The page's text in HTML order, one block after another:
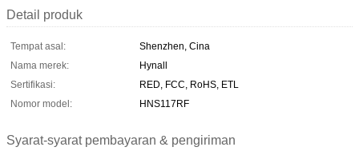
Detail produk
Tempat asal:
Shenzhen, Cina
Nama merek:
Hynall
Sertifikasi:
RED, FCC, RoHS, ETL
Nomor model:
HNS117RF
Syarat-syarat pembayaran & pengiriman